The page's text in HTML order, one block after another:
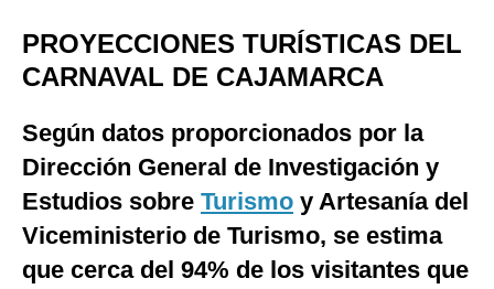
PROYECCIONES TURÍSTICAS DEL
CARNAVAL DE CAJAMARCA
Según datos proporcionados por la
Dirección General de Investigación y
Estudios sobre Turismo y Artesanía del
Viceministerio de Turismo, se estima
que cerca del 94% de los visitantes que